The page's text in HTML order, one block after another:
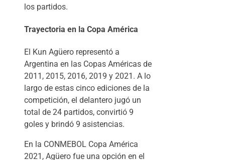
los partidos.
Trayectoria en la Copa América
El Kun Agüero representó a
Argentina en las Copas Américas de
2011, 2015, 2016, 2019 y 2021. A lo
largo de estas cinco ediciones de la
competición, el delantero jugó un
total de 24 partidos, convirtió 9
goles y brindó 9 asistencias.
En la CONMEBOL Copa América
2021, Agüero fue una opción en el